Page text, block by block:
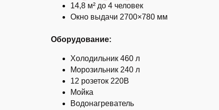
14,8 м² до 4 человек
Окно выдачи 2700×780 мм
Оборудование:
Холодильник 460 л
Морозильник 240 л
12 розеток 220В
Мойка
Водонагреватель